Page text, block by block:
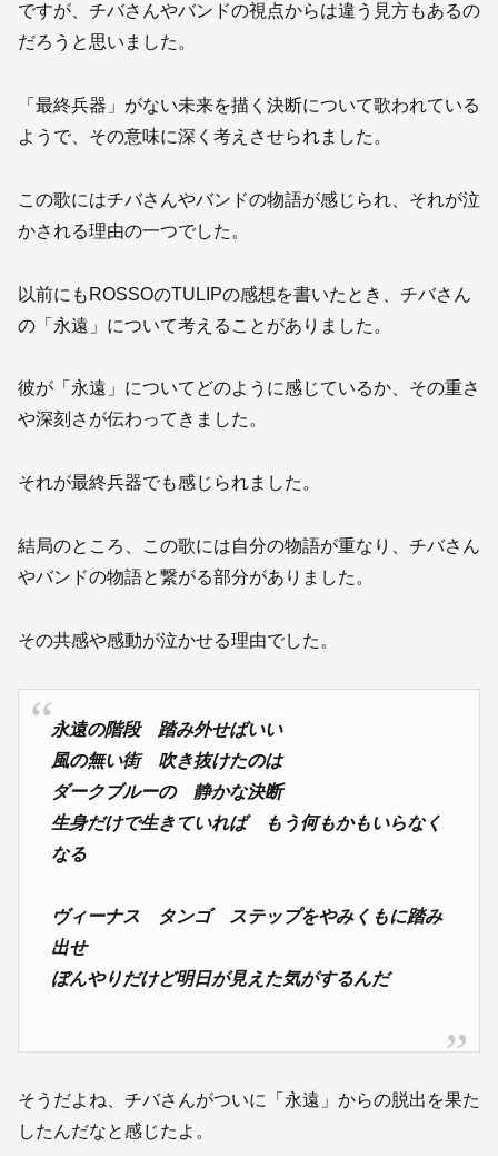
ですが、チバさんやバンドの視点からは違う見方もあるの
だろうと思いました。
「最終兵器」がない未来を描く決断について歌われている
ようで、その意味に深く考えさせられました。
この歌にはチバさんやバンドの物語が感じられ、それが泣
かされる理由の一つでした。
以前にもROSSOのTULIPの感想を書いたとき、チバさん
の「永遠」について考えることがありました。
彼が「永遠」についてどのように感じているか、その重さ
や深刻さが伝わってきました。
それが最終兵器でも感じられました。
結局のところ、この歌には自分の物語が重なり、チバさん
やバンドの物語と繋がる部分がありました。
その共感や感動が泣かせる理由でした。
永遠の階段 踏み外せばいい
風の無い街 吹き抜けたのは
ダークブルーの 静かな決断
生身だけで生きていれば もう何もかもいらなく
なる
ヴィーナス タンゴ ステップをやみくもに踏み
出せ
ぼんやりだけど明日が見えた気がするんだ
そうだよね、チバさんがついに「永遠」からの脱出を果た
したんだなと感じたよ。